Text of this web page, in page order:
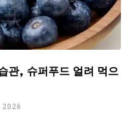
관, 슈퍼푸드 얼려 먹으
2026